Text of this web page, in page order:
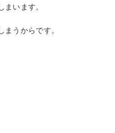
います。
うからです。